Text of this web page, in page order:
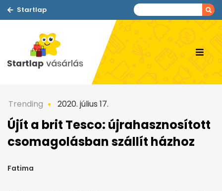
Startlap
Trending 2020. július 17.
Újít a brit Tesco: újrahasznosított
csomagolásban szállít házhoz
Fatima